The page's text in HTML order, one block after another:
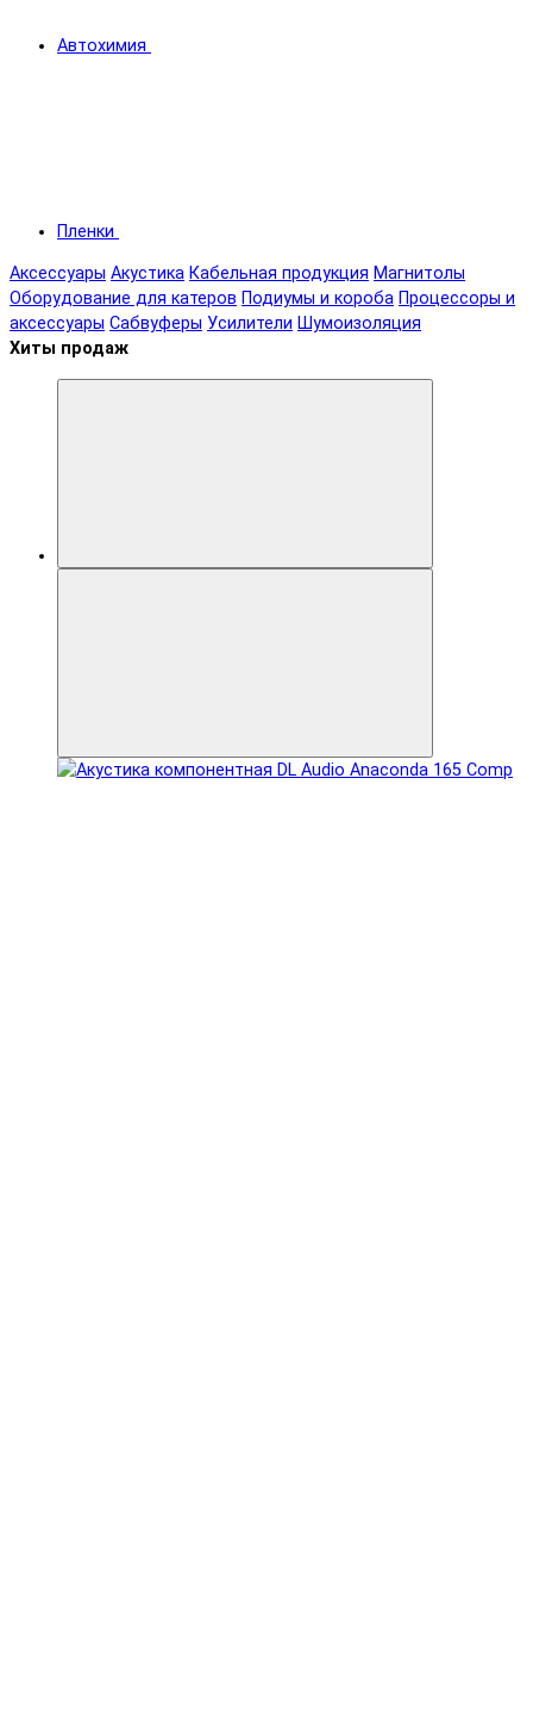
Автохимия
Пленки
Аксессуары Акустика Кабельная продукция Магнитолы
Оборудование для катеров Подиумы и короба Процессоры и
аксессуары Сабвуферы Усилители Шумоизоляция
Хиты продаж